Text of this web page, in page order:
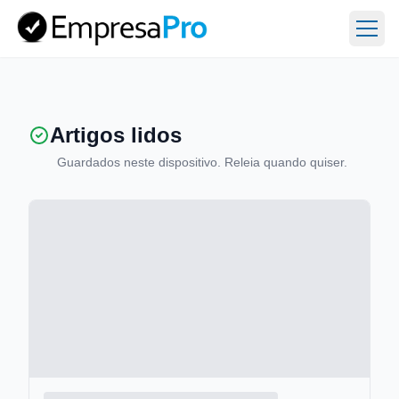
Artigos lidos
Guardados neste dispositivo. Releia quando quiser.